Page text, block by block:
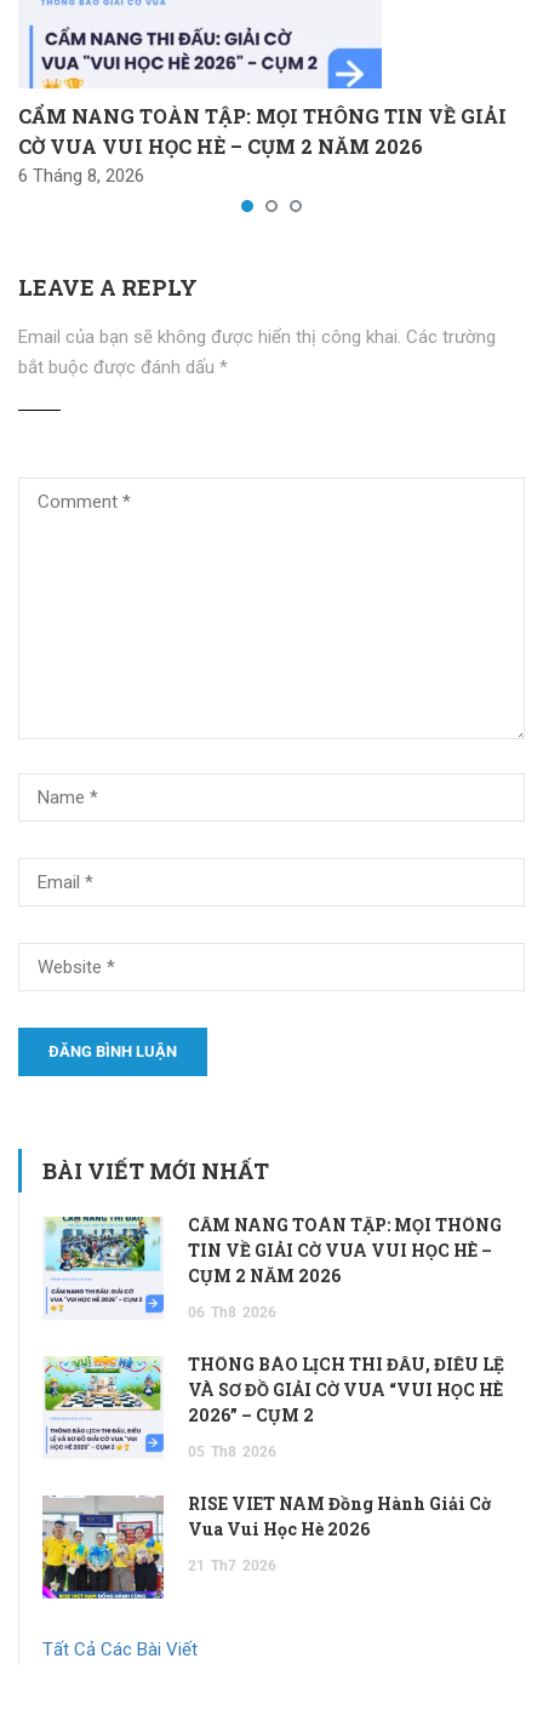
CẨM NANG TOÀN TẬP: MỌI THÔNG TIN VỀ GIẢI
CỜ VUA VUI HỌC HÈ – CỤM 2 NĂM 2026
6 Tháng 8, 2026
LEAVE A REPLY
Email của bạn sẽ không được hiển thị công khai. Các trường
bắt buộc được đánh dấu *
BÀI VIẾT MỚI NHẤT
CẨM NANG TOÀN TẬP: MỌI THÔNG
TIN VỀ GIẢI CỜ VUA VUI HỌC HÈ –
CỤM 2 NĂM 2026
06 Th8 2026
THÔNG BÁO LỊCH THI ĐẤU, ĐIỀU LỆ
VÀ SƠ ĐỒ GIẢI CỜ VUA “VUI HỌC HÈ
2026” – CỤM 2
05 Th8 2026
RISE VIET NAM Đồng Hành Giải Cờ
Vua Vui Học Hè 2026
21 Th7 2026
Tất Cả Các Bài Viết